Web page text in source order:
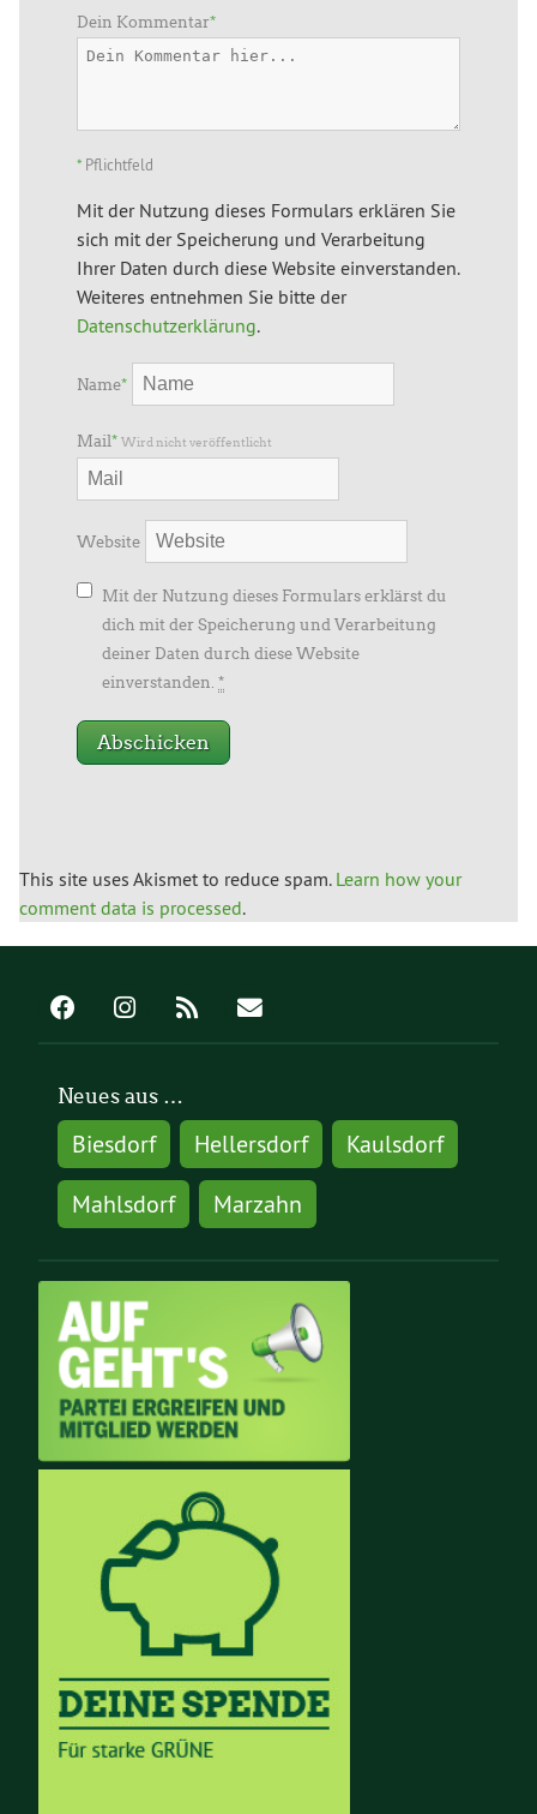
Dein Kommentar*
* Pflichtfeld
Mit der Nutzung dieses Formulars erklären Sie
sich mit der Speicherung und Verarbeitung
Ihrer Daten durch diese Website einverstanden.
Weiteres entnehmen Sie bitte der
Datenschutzerklärung.
Name*
Mail* Wird nicht veröffentlicht
Website
Mit der Nutzung dieses Formulars erklärst du
dich mit der Speicherung und Verarbeitung
deiner Daten durch diese Website
einverstanden. *
This site uses Akismet to reduce spam. Learn how your
comment data is processed.
Neues aus …
Biesdorf Hellersdorf
Kaulsdorf
Mahlsdorf
Marzahn